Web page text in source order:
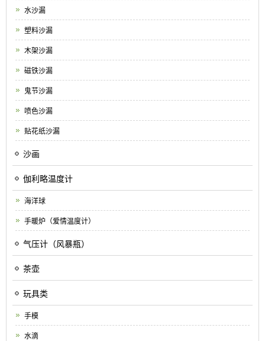
水沙漏
塑料沙漏
木架沙漏
磁铁沙漏
鬼节沙漏
喷色沙漏
贴花纸沙漏
沙画
伽利略温度计
海洋球
手暖炉（爱情温度计）
气压计（风暴瓶）
茶壶
玩具类
手模
水滴